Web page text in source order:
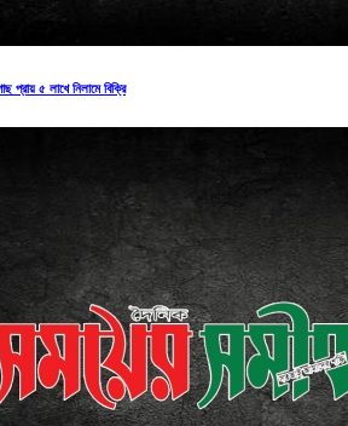
প্রায় ৫ লাখে নিলামে বিক্রি